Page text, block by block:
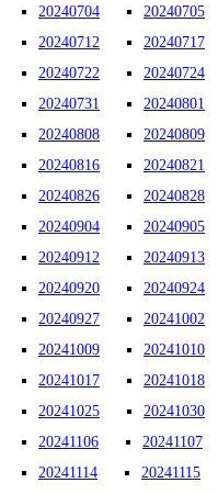
20240704
20240705
20240712
20240717
20240722
20240724
20240731
20240801
20240808
20240809
20240816
20240821
20240826
20240828
20240904
20240905
20240912
20240913
20240920
20240924
20240927
20241002
20241009
20241010
20241017
20241018
20241025
20241030
20241106
20241107
20241114
20241115